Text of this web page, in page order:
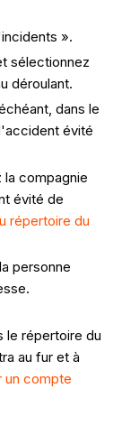
».
sélectionnez
déroulant.
dans le
évité
la compagnie
évité de
répertoire du
personne
le répertoire du
au fur et à
un compte